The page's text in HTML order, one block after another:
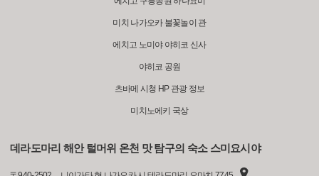
미치 나가오카 불꽃놀이 관
에치고 노미야 야히코 신사
야히코 공원
츠바메 시청 HP 관광 정보
미치노에키 국상
데라도마리 해안 털머위 온천 맛 탐구의 숙소 스미요시야